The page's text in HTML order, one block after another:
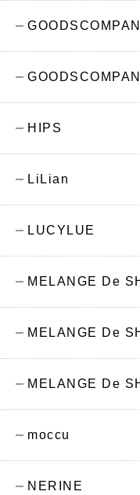
HIPS
LiLian
LUCYLUE
MELANGE De
MELANGE De
MELANGE De
moccu
NERINE